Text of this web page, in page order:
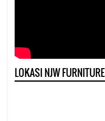
LOKASI NJW FURNITURE